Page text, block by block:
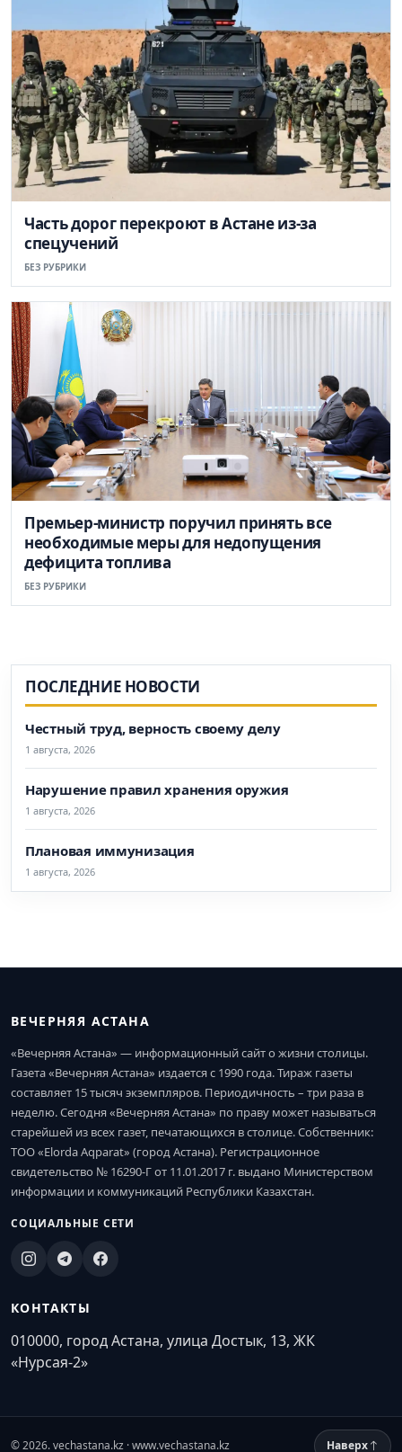
Часть дорог перекроют в Астане из-за
спецучений
БЕЗ РУБРИКИ
Премьер-министр поручил принять все
необходимые меры для недопущения
дефицита топлива
БЕЗ РУБРИКИ
ПОСЛЕДНИЕ НОВОСТИ
Честный труд, верность своему делу
1 августа, 2026
Нарушение правил хранения оружия
1 августа, 2026
Плановая иммунизация
1 августа, 2026
ВЕЧЕРНЯЯ АСТАНА
«Вечерняя Астана» — информационный сайт о жизни столицы.
Газета «Вечерняя Астана» издается с 1990 года. Тираж газеты
составляет 15 тысяч экземпляров. Периодичность – три раза в
неделю. Сегодня «Вечерняя Астана» по праву может называться
старейшей из всех газет, печатающихся в столице. Собственник:
ТОО «Elorda Aqparat» (город Астана). Регистрационное
свидетельство № 16290-Г от 11.01.2017 г. выдано Министерством
информации и коммуникаций Республики Казахстан.
СОЦИАЛЬНЫЕ СЕТИ
КОНТАКТЫ
010000, город Астана, улица Достык, 13, ЖК
«Нурсая-2»
© 2026. vechastana.kz · www.vechastana.kz Наверх